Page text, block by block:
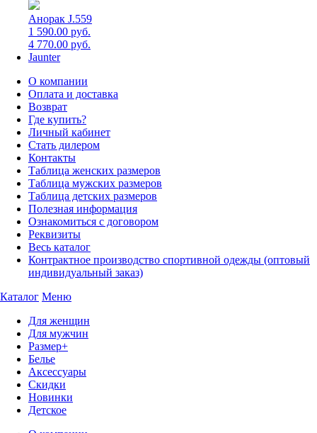
Анорак J.559
1 590.00 руб.
4 770.00 руб.
Jaunter
О компании
Оплата и доставка
Возврат
Где купить?
Личный кабинет
Стать дилером
Контакты
Таблица женских размеров
Таблица мужских размеров
Таблица детских размеров
Полезная информация
Ознакомиться с договором
Реквизиты
Весь каталог
Контрактное производство спортивной одежды (оптовый
индивидуальный заказ)
Каталог Меню
Для женщин
Для мужчин
Размер+
Белье
Аксессуары
Скидки
Новинки
Детское